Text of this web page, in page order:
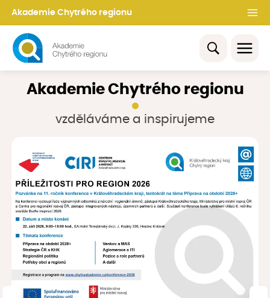
Akademie Chytrého regionu
Akademie Chytrého regionu
vzděláváme a inspirujeme